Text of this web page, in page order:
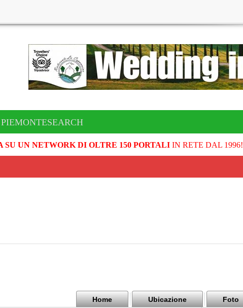
SU UN NETWORK DI OLTRE 150 PORTALIIN RETE DAL 1996!
Home Ubicazione Foto